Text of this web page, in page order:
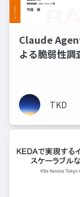
Claude
よる脆弱性調
TKD